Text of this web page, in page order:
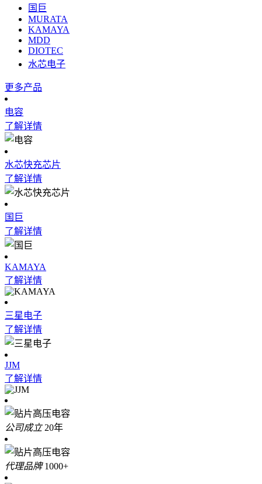
国巨
MURATA
KAMAYA
MDD
DIOTEC
水芯电子
更多产品
电容
了解详情
水芯快充芯片
了解详情
国巨
了解详情
KAMAYA
了解详情
三星电子
了解详情
JJM
了解详情
公司成立20年
代理品牌1000+